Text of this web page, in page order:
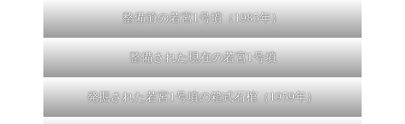
整備前の若宮1号墳（1985年）
整備された現在の若宮1号墳
発掘された若宮1号墳の箱式石棺（1959年）